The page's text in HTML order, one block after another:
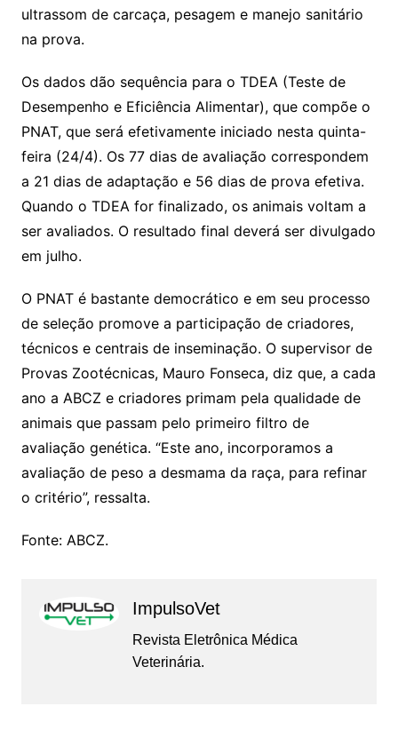
ultrassom de carcaça, pesagem e manejo sanitário
na prova.
Os dados dão sequência para o TDEA (Teste de
Desempenho e Eficiência Alimentar), que compõe o
PNAT, que será efetivamente iniciado nesta quinta-
feira (24/4). Os 77 dias de avaliação correspondem
a 21 dias de adaptação e 56 dias de prova efetiva.
Quando o TDEA for finalizado, os animais voltam a
ser avaliados. O resultado final deverá ser divulgado
em julho.
O PNAT é bastante democrático e em seu processo
de seleção promove a participação de criadores,
técnicos e centrais de inseminação. O supervisor de
Provas Zootécnicas, Mauro Fonseca, diz que, a cada
ano a ABCZ e criadores primam pela qualidade de
animais que passam pelo primeiro filtro de
avaliação genética. “Este ano, incorporamos a
avaliação de peso a desmama da raça, para refinar
o critério”, ressalta.
Fonte: ABCZ.
ImpulsoVet
Revista Eletrônica Médica
Veterinária.